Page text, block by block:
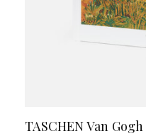
TASCHEN Van Gogh